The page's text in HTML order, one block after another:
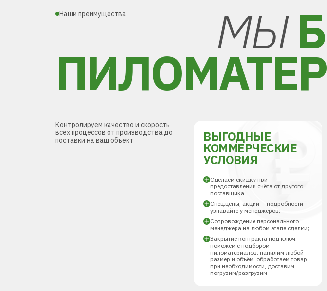
Наши преимущества МЫ
Контролируем качество и скорость
всех процессов от производства до
поставки на ваш объект
ВЫГОДНЫЕ
КОММЕРЧЕСКИЕ
УСЛОВИЯ
Сделаем скидку при
предоставлении счёта от другого
поставщика
Спец.цены, акции — подробности
узнавайте у менеджеров;
Сопровождение персонального
менеджера на любом этапе сделки;
Закрытие контракта под ключ:
поможем с подбором
пиломатериалов, напилим любой
размер и объём, обработаем товар
при необходимости, доставим,
погрузим/разгрузим